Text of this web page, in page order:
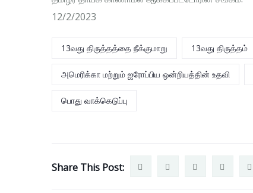
12/2/2023
13வது திருத்தத்தை நீக்குமாறு 13வது திருத்தம்
அமெரிக்கா மற்றும் ஐரோப்பிய ஒன்றியத்தின் உதவி
பொது வாக்கெடுப்பு
Share This Post: